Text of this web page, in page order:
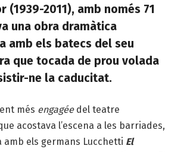
(1939-2011), amb només 71
una obra dramàtica
amb els batecs del seu
que tocada de prou volada
ne la caducitat.
més engagéedel teatre
acostava l’escena a les barriades,
amb els germans Lucchetti El